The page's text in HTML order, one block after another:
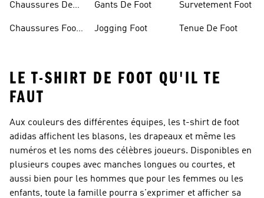
Chaussures De
Chaussures Foot
Gants De Foot
Jogging Foot
Survetement Foot
Tenue De Foot
LE T-SHIRT DE FOOT QU'IL TE
FAUT
Aux couleurs des différentes équipes, les t-shirt de foot
adidas affichent les blasons, les drapeaux et même les
numéros et les noms des célèbres joueurs. Disponibles en
plusieurs coupes avec manches longues ou courtes, et
aussi bien pour les hommes que pour les femmes ou les
enfants, toute la famille pourra s'exprimer et afficher sa